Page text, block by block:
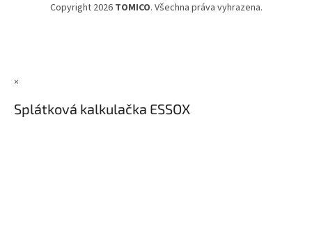
Copyright 2026 TOMICO. Všechna práva vyhrazena.
×
Splátková kalkulačka ESSOX